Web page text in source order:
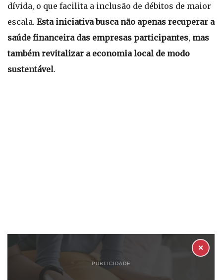
dívida, o que facilita a inclusão de débitos de maior
escala. Esta iniciativa busca não apenas recuperar a
saúde financeira das empresas participantes, mas
também revitalizar a economia local de modo
sustentável.
PUBLICIDADE
✕